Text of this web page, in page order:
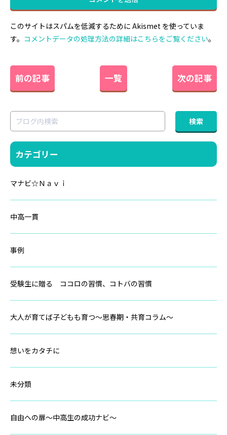
このサイトはスパムを低減するために Akismet を使っていま
す。 コメントデータの処理方法の詳細はこちらをご覧ください。
前の記事 一覧 次の記事
カテゴリー
マナビ☆Ｎａｖｉ
中高一貫
事例
受験生に贈る ココロの習慣、コトバの習慣
大人が育てば子どもも育つ～思春期・共育コラム～
想いをカタチに
未分類
自由への扉～中高生の成功ナビ～